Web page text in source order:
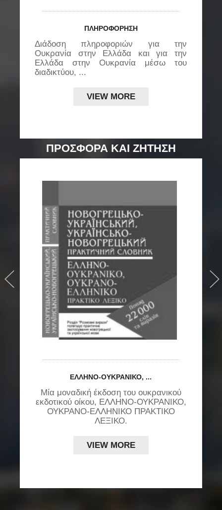
ΠΛΗΡΟΦΟΡΗΣΗ
Διάδοση πληροφοριών για την
Ουκρανία στην Ελλάδα και για την
Ελλάδα στην Ουκρανία μέσω του
διαδικτύου, ...
VIEW MORE
ΠΡΟΣΦΟΡΑ ΚΑΙ ΖΗΤΗΣΗ
ΕΛΛΉΝΟ-ΟΥΚΡΑΝΙΚΌ, ...
Μία μοναδική έκδοση του ουκρανικού
εκδοτικού οίκου, ΕΛΛΗΝΟ-ΟΥΚΡΑΝΙΚΟ,
ΟΥΚΡΑΝΟ-ΕΛΛΗΝΙΚΟ ΠΡΑΚΤΙΚΟ
ΛΕΞΙΚΟ.
VIEW MORE